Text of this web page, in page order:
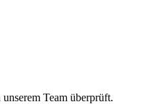
Team überprüft.